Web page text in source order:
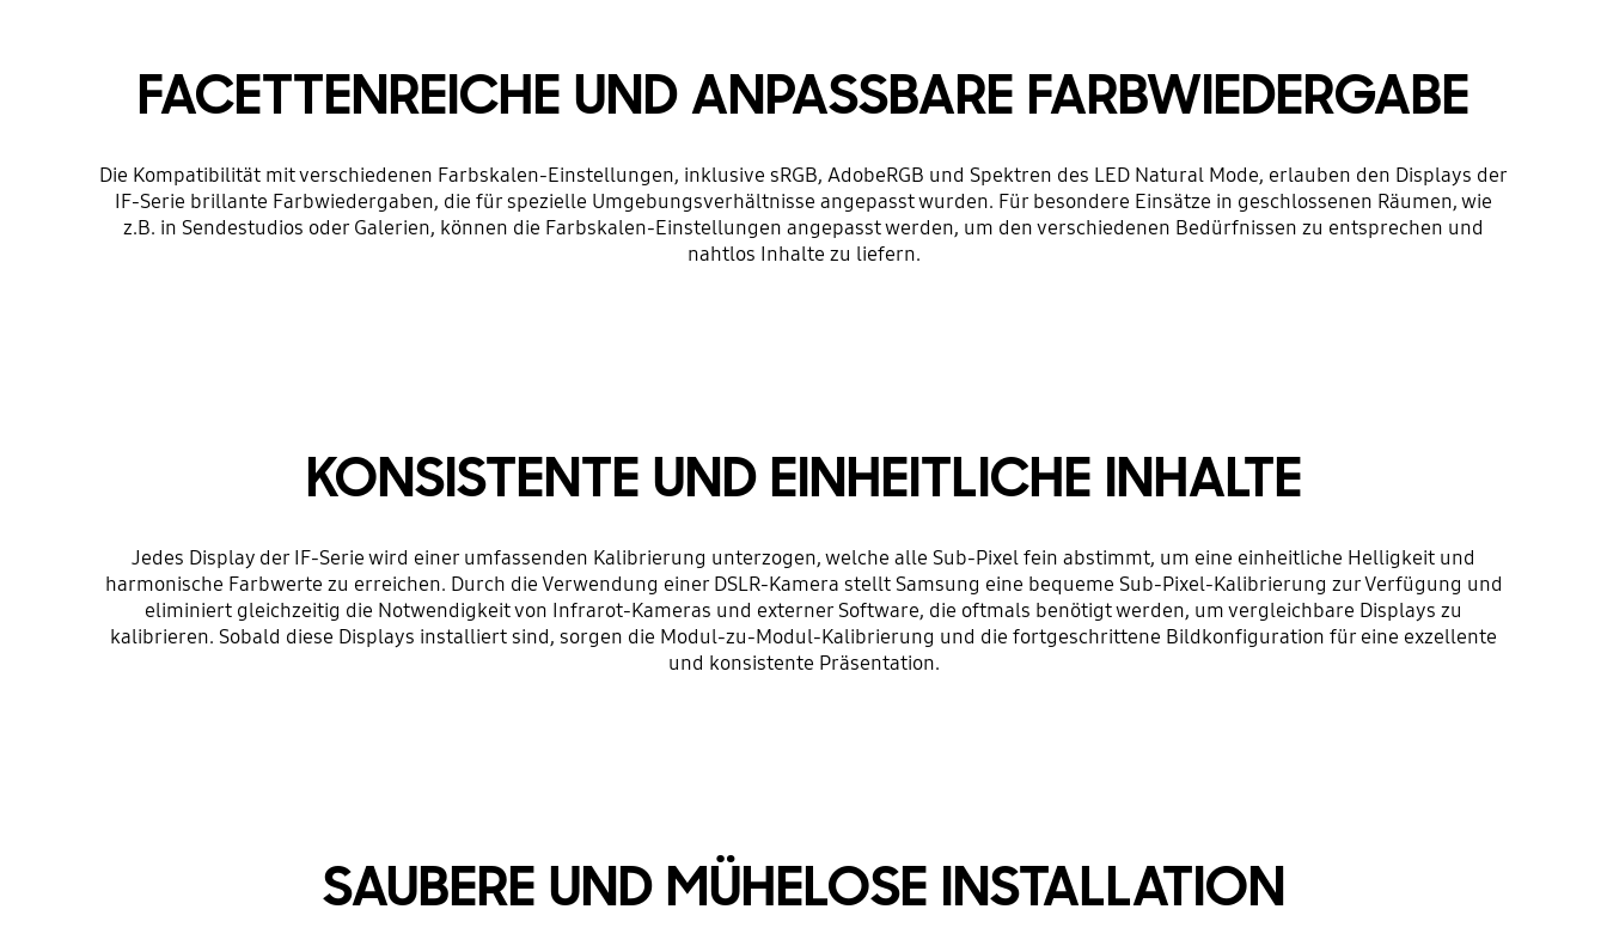
FACETTENREICHE UND ANPASSBARE FARBWIEDERGABE
Die Kompatibilität mit verschiedenen Farbskalen-Einstellungen, inklusive sRGB, AdobeRGB und Spektren des LED Natural Mode, erlauben den Displays der
IF-Serie brillante Farbwiedergaben, die für spezielle Umgebungsverhältnisse angepasst wurden. Für besondere Einsätze in geschlossenen Räumen, wie
z.B. in Sendestudios oder Galerien, können die Farbskalen-Einstellungen angepasst werden, um den verschiedenen Bedürfnissen zu entsprechen und
nahtlos Inhalte zu liefern.
KONSISTENTE UND EINHEITLICHE INHALTE
Jedes Display der IF-Serie wird einer umfassenden Kalibrierung unterzogen, welche alle Sub-Pixel fein abstimmt, um eine einheitliche Helligkeit und
harmonische Farbwerte zu erreichen. Durch die Verwendung einer DSLR-Kamera stellt Samsung eine bequeme Sub-Pixel-Kalibrierung zur Verfügung und
eliminiert gleichzeitig die Notwendigkeit von Infrarot-Kameras und externer Software, die oftmals benötigt werden, um vergleichbare Displays zu
kalibrieren. Sobald diese Displays installiert sind, sorgen die Modul-zu-Modul-Kalibrierung und die fortgeschrittene Bildkonfiguration für eine exzellente
und konsistente Präsentation.
SAUBERE UND MÜHELOSE INSTALLATION